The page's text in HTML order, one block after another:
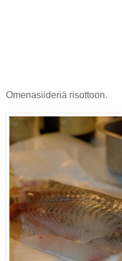
Omenasiideriä risottoon.